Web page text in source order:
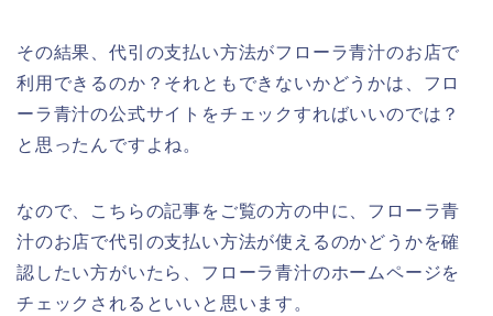
その結果、代引の支払い方法がフローラ青汁のお店で
利用できるのか？それともできないかどうかは、フロ
ーラ青汁の公式サイトをチェックすればいいのでは？
と思ったんですよね。
なので、こちらの記事をご覧の方の中に、フローラ青
汁のお店で代引の支払い方法が使えるのかどうかを確
認したい方がいたら、フローラ青汁のホームページを
チェックされるといいと思います。